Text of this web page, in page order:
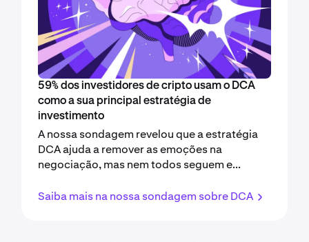
59% dos investidores de cripto usam o DCA
como a sua principal estratégia de
investimento
A nossa sondagem revelou que a estratégia
DCA ajuda a remover as emoções na
negociação, mas nem todos seguem e...
Saiba mais na nossa sondagem sobre DCA